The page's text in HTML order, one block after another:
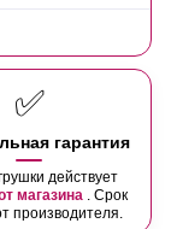
✅
гарантия
действует
магазина . Срок
производителя.